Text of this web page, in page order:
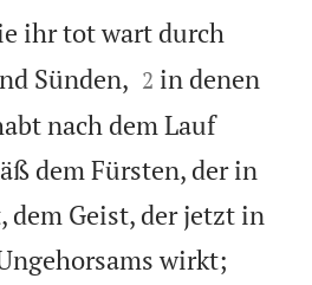
ihr tot wart durch
Sünden, 

2 in denen
nach dem Lauf
dem Fürsten, der in
dem Geist, der jetzt in
wirkt;